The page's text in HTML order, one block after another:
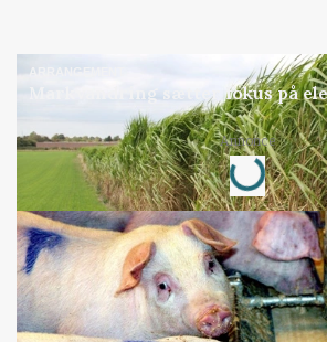
ARRANGEMENT
Markvandring sætter fokus på
Annonce
Loading...